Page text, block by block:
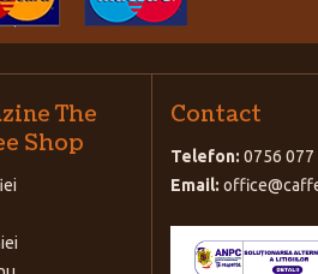
The
Shop
Contact
Telefon: 0756 077
Email: